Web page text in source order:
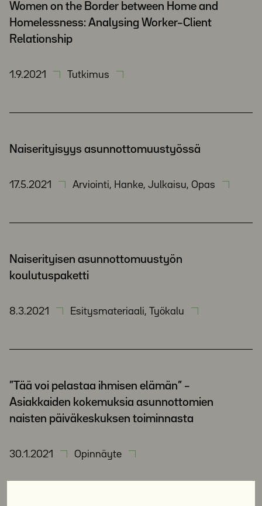
Women on the Border between Home and
Homelessness: Analysing Worker–Client
Relationship
1.9.2021 Tutkimus
Naiserityisyys asunnottomuustyössä
17.5.2021 Arviointi, Hanke, Julkaisu, Opas
Naiserityisen asunnottomuustyön
koulutuspaketti
8.3.2021 Esitysmateriaali, Työkalu
”Tää voi pelastaa ihmisen elämän” –
Asiakkaiden kokemuksia asunnottomien
naisten päiväkeskuksen toiminnasta
30.1.2021 Opinnäyte